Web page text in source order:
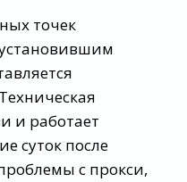
точек
и работает
суток после
с прокси,